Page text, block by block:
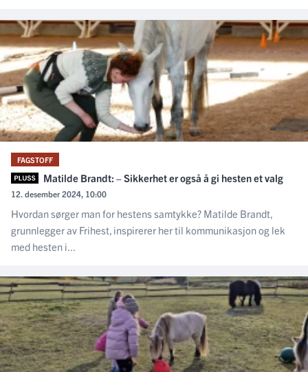
FAGSTOFF
Matilde Brandt: – Sikkerhet er også å gi hesten et valg
12. desember 2024, 10:00
Hvordan sørger man for hestens samtykke? Matilde Brandt,
grunnlegger av Frihest, inspirerer her til kommunikasjon og lek
med hesten i...